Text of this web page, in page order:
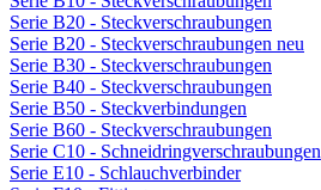
Serie B20 - Steckverschraubungen
Serie B20 - Steckverschraubungen neu
Serie B30 - Steckverschraubungen
Serie B40 - Steckverschraubungen
Serie B50 - Steckverbindungen
Serie B60 - Steckverschraubungen
Serie C10 - Schneidringverschraubungen
Serie E10 - Schlauchverbinder